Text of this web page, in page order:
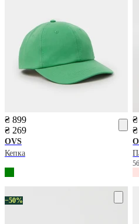
₴ 899
₴ 269
OVS
Кепка
−50%